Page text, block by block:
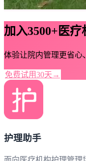
加入3500+医
体验让院内管理更省心
免费试用30天 →
护理助手